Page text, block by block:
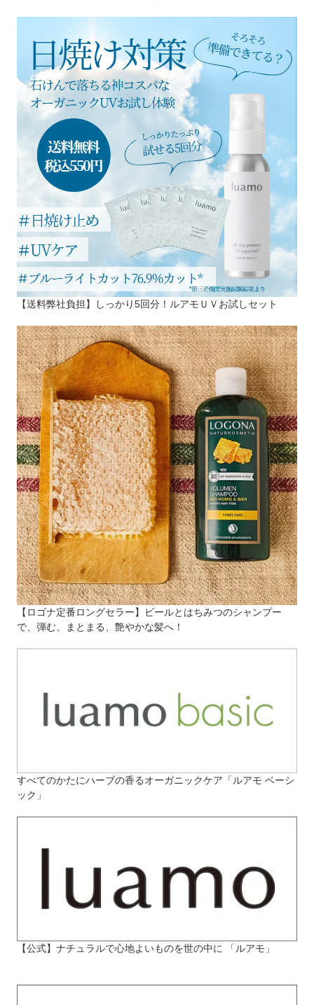
【送料弊社負担】しっかり5回分！ルアモＵＶお試しセット
【ロゴナ定番ロングセラー】ビールとはちみつのシャンプー
で、弾む、まとまる、艶やかな髪へ！
すべてのかたにハーブの香るオーガニックケア「ルアモ ベーシ
ック」
【公式】ナチュラルで心地よいものを世の中に 「ルアモ」